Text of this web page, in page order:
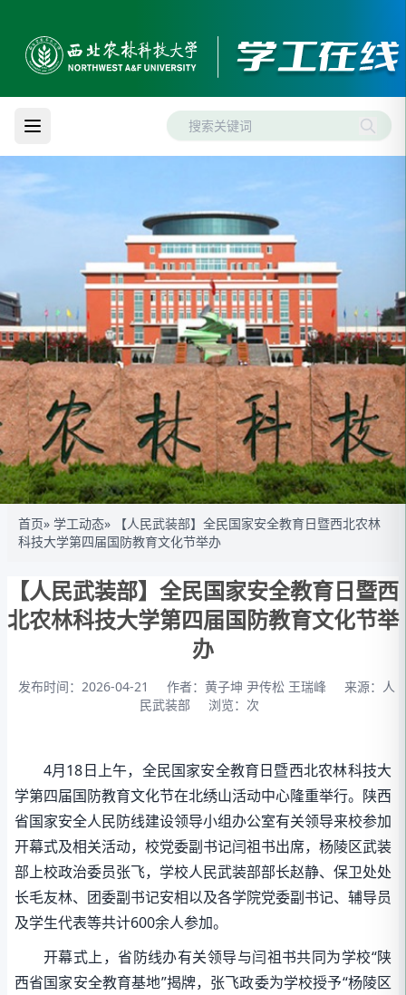
首页» 学工动态» 【人民武装部】全民国家安全教育日暨西北农林
科技大学第四届国防教育文化节举办
【人民武装部】全民国家安全教育日暨西
北农林科技大学第四届国防教育文化节举
办
发布时间：2026-04-21 作者：黄子坤 尹传松 王瑞峰
来源：人
民武装部
浏览： 次
4月18日上午，全民国家安全教育日暨西北农林科技大
学第四届国防教育文化节在北绣山活动中心隆重举行。陕西
省国家安全人民防线建设领导小组办公室有关领导来校参加
开幕式及相关活动，校党委副书记闫祖书出席，杨陵区武装
部上校政治委员张飞，学校人民武装部部长赵静、保卫处处
长毛友林、团委副书记安相以及各学院党委副书记、辅导员
及学生代表等共计600余人参加。
开幕式上，省防线办有关领导与闫祖书共同为学校“陕
西省国家安全教育基地”揭牌，张飞政委为学校授予“杨陵区